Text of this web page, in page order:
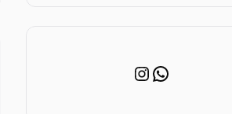
Instagram
WhatsApp